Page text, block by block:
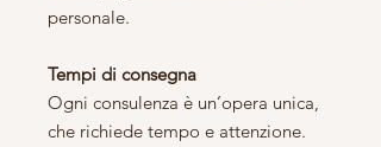
personale.
Tempi di consegna
Ogni consulenza è un’opera unica,
che richiede tempo e attenzione.